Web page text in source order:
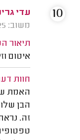
עדי
משוב: 09/01/2025
תיאור
איטום
חוות
האמת
הבן
זה.
10